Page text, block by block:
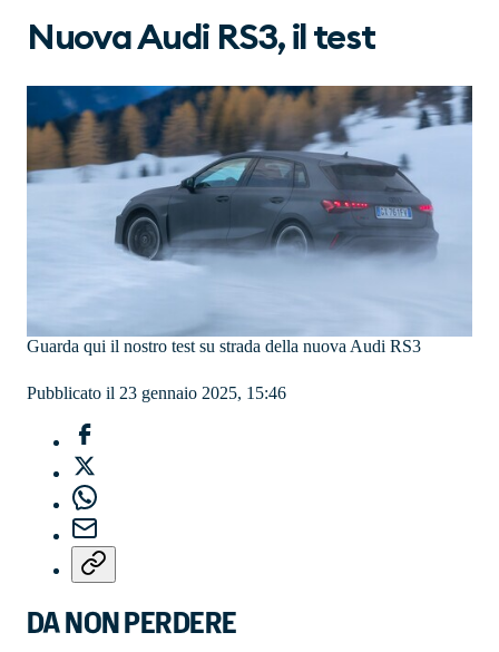
Nuova Audi RS3, il test
Guarda qui il nostro test su strada della nuova Audi RS3
Pubblicato il 23 gennaio 2025, 15:46
DA NON PERDERE